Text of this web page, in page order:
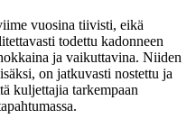
vuosina tiivisti, eikä
todettu kadonneen
ja vaikuttavina. Niiden
on jatkuvasti nostettu ja
kuljettajia tarkempaan